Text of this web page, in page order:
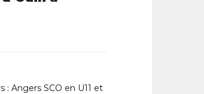
Angers SCO en U11 et